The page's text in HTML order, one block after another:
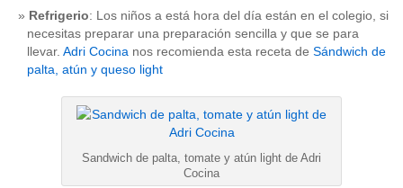
Refrigerio: Los niños a está hora del día están en el colegio, si
necesitas preparar una preparación sencilla y que se para
llevar. Adri Cocina nos recomienda esta receta de Sándwich de
palta, atún y queso light
Sandwich de palta, tomate y atún light de Adri
Cocina